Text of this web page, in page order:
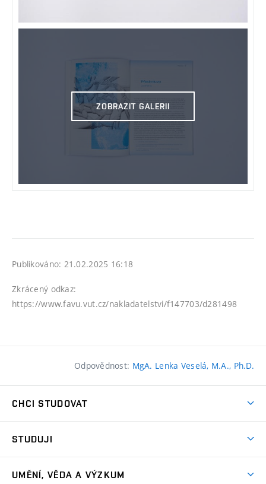
ZOBRAZIT GALERII
Publikováno: 21.02.2025 16:18
Zkrácený odkaz:
https://www.favu.vut.cz/nakladatelstvi/f147703/d281498
Odpovědnost: MgA. Lenka Veselá, M.A., Ph.D.
CHCI STUDOVAT
Přijímačky
STUDUJI
UMĚNÍ, VĚDA A VÝZKUM